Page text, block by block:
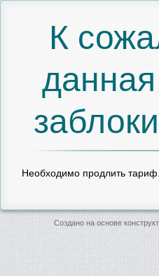
К
Необходимо продлить тариф.
Создано на основе